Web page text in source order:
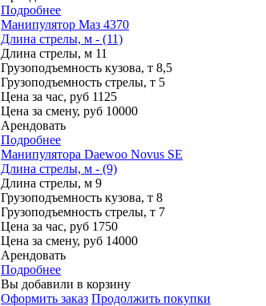
Подробнее
Манипулятор Маз 4370
Длина стрелы, м - (11)
Длина стрелы, м 11
Грузоподъемность кузова, т 8,5
Грузоподъемность стрелы, т 5
Цена за час, руб 1125
Цена за смену, руб 10000
Арендовать
Подробнее
Манипулятора Daewoo Novus SE
Длина стрелы, м - (9)
Длина стрелы, м 9
Грузоподъемность кузова, т 8
Грузоподъемность стрелы, т 7
Цена за час, руб 1750
Цена за смену, руб 14000
Арендовать
Подробнее
Вы добавили в корзину
Оформить заказ Продолжить покупки